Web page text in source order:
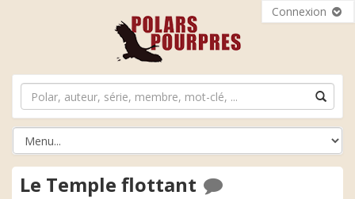
Connexion
Le Temple flottant